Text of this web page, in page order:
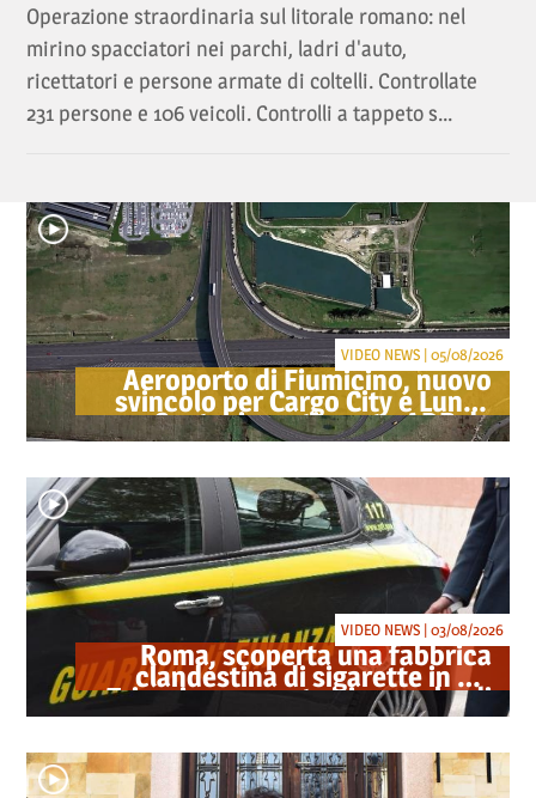
Operazione straordinaria sul litorale romano: nel
mirino spacciatori nei parchi, ladri d'auto,
ricettatori e persone armate di coltelli. Controllate
231 persone e 106 veicoli. Controlli a tappeto s...
Aeroporto di Fiumicino, nuovo
svincolo per Cargo City e Lunga
Sosta: investimento ADR da
oltre 40 milioni
VIDEO NEWS | 05/08/2026
Roma, scoperta una fabbrica
clandestina di sigarette in via
Trigoria: sequestrati 1.350 kg di
tabacco
VIDEO NEWS | 03/08/2026